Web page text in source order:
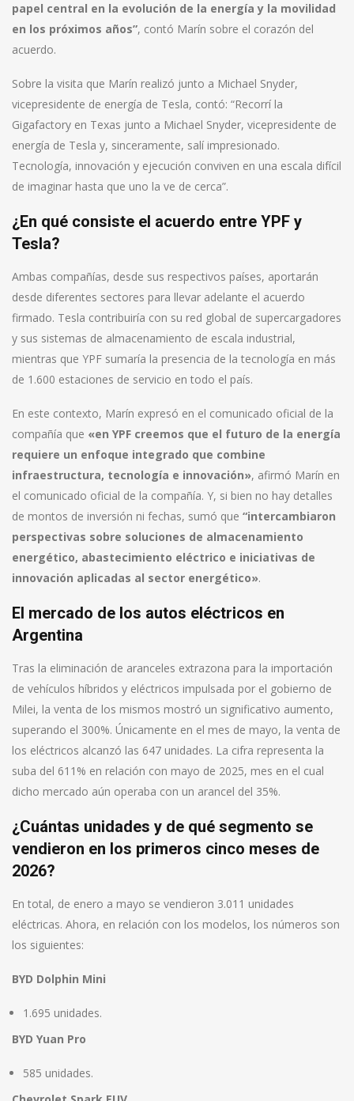
papel central en la evolución de la energía y la movilidad
en los próximos años”, contó Marín sobre el corazón del
acuerdo.
Sobre la visita que Marín realizó junto a Michael Snyder,
vicepresidente de energía de Tesla, contó: “Recorrí la
Gigafactory en Texas junto a Michael Snyder, vicepresidente de
energía de Tesla y, sinceramente, salí impresionado.
Tecnología, innovación y ejecución conviven en una escala difícil
de imaginar hasta que uno la ve de cerca”.
¿En qué consiste el acuerdo entre YPF y
Tesla?
Ambas compañías, desde sus respectivos países, aportarán
desde diferentes sectores para llevar adelante el acuerdo
firmado. Tesla contribuiría con su red global de supercargadores
y sus sistemas de almacenamiento de escala industrial,
mientras que YPF sumaría la presencia de la tecnología en más
de 1.600 estaciones de servicio en todo el país.
En este contexto, Marín expresó en el comunicado oficial de la
compañía que «en YPF creemos que el futuro de la energía
requiere un enfoque integrado que combine
infraestructura, tecnología e innovación», afirmó Marín en
el comunicado oficial de la compañía. Y, si bien no hay detalles
de montos de inversión ni fechas, sumó que “intercambiaron
perspectivas sobre soluciones de almacenamiento
energético, abastecimiento eléctrico e iniciativas de
innovación aplicadas al sector energético».
El mercado de los autos eléctricos en
Argentina
Tras la eliminación de aranceles extrazona para la importación
de vehículos híbridos y eléctricos impulsada por el gobierno de
Milei, la venta de los mismos mostró un significativo aumento,
superando el 300%. Únicamente en el mes de mayo, la venta de
los eléctricos alcanzó las 647 unidades. La cifra representa la
suba del 611% en relación con mayo de 2025, mes en el cual
dicho mercado aún operaba con un arancel del 35%.
¿Cuántas unidades y de qué segmento se
vendieron en los primeros cinco meses de
2026?
En total, de enero a mayo se vendieron 3.011 unidades
eléctricas. Ahora, en relación con los modelos, los números son
los siguientes:
BYD Dolphin Mini
1.695 unidades.
BYD Yuan Pro
585 unidades.